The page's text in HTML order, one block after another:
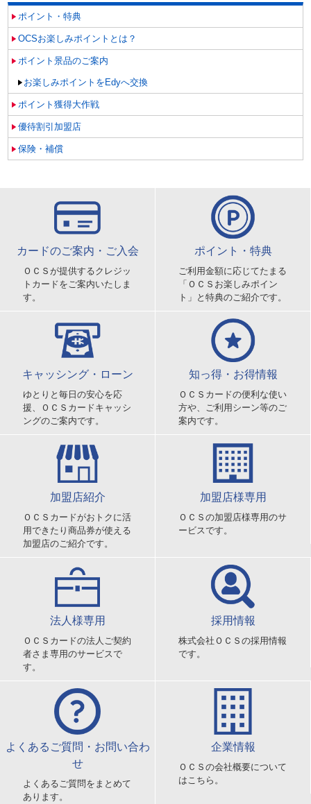
ポイント・特典
OCSお楽しみポイントとは？
ポイント景品のご案内
お楽しみポイントをEdyへ交換
ポイント獲得大作戦
優待割引加盟店
保険・補償
カードのご案内・ご入会
ＯＣＳが提供するクレジッ
トカードをご案内いたしま
す。
ポイント・特典
ご利用金額に応じてたまる
「ＯＣＳお楽しみポイン
ト」と特典のご紹介です。
キャッシング・ローン
ゆとりと毎日の安心を応
援、ＯＣＳカードキャッシ
ングのご案内です。
知っ得・お得情報
ＯＣＳカードの便利な使い
方や、ご利用シーン等のご
案内です。
加盟店紹介
ＯＣＳカードがおトクに活
用できたり商品券が使える
加盟店のご紹介です。
加盟店様専用
ＯＣＳの加盟店様専用のサ
ービスです。
法人様専用
ＯＣＳカードの法人ご契約
者さま専用のサービスで
す。
採用情報
株式会社ＯＣＳの採用情報
です。
よくあるご質問・お問い合わ
せ
よくあるご質問をまとめて
あります。
企業情報
ＯＣＳの会社概要について
はこちら。